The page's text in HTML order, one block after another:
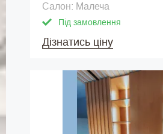
Салон: Малеча
Під замовлення
Дізнатись ціну